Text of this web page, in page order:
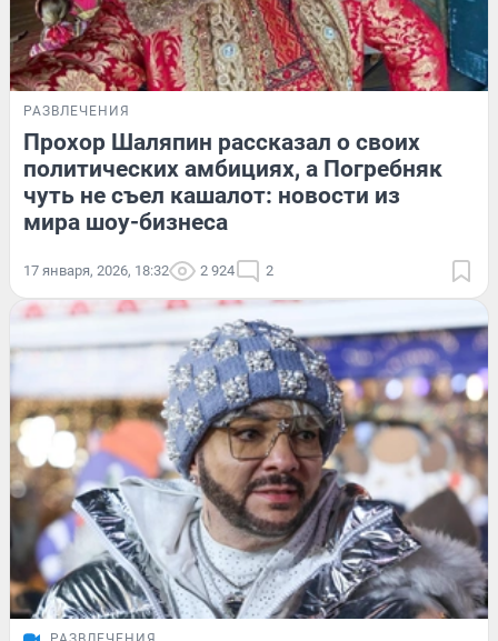
РАЗВЛЕЧЕНИЯ
Прохор Шаляпин рассказал о своих
политических амбициях, а Погребняк
чуть не съел кашалот: новости из
мира шоу-бизнеса
17 января, 2026, 18:32 2 924 2